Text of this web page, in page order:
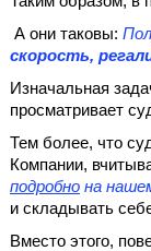
А они таковы:
скорость,
Изначальная
просматривает
Тем более, что
Компании,
подробно на
и складывать
Вместо этого,